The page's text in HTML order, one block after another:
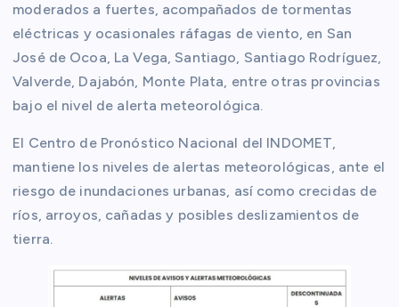
moderados a fuertes, acompañados de tormentas
eléctricas y ocasionales ráfagas de viento, en San
José de Ocoa, La Vega, Santiago, Santiago Rodríguez,
Valverde, Dajabón, Monte Plata, entre otras provincias
bajo el nivel de alerta meteorológica.
El Centro de Pronóstico Nacional del INDOMET,
mantiene los niveles de alertas meteorológicas, ante el
riesgo de inundaciones urbanas, así como crecidas de
ríos, arroyos, cañadas y posibles deslizamientos de
tierra.